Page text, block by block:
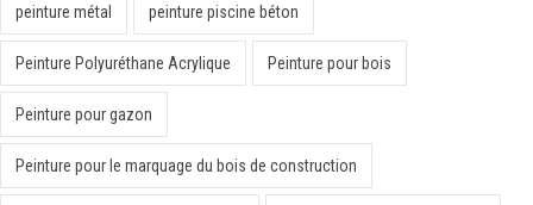
peinture métal peinture piscine béton
Peinture Polyuréthane Acrylique Peinture pour bois
Peinture pour gazon
Peinture pour le marquage du bois de construction